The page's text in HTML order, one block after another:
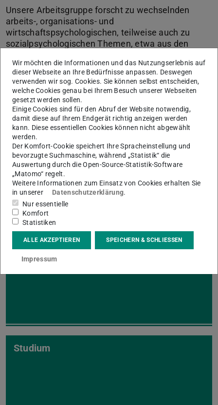
Unsere Arbeitsgruppe forscht zu wechselnden
arbeits-, organisations- und
wirtschaftspsychologischen, teilweise auch zu
sozialpsychologischen Themen, etwa aus den
Selbstregulation bei der Arbeit sowie Lernen aus
Fehlern und Fehlermanagement in Organisationen.
KONTAKT
Forschung
Team
Studium
Wir möchten die Informationen und das Nutzungserlebnis auf
dieser Webseite an Ihre Bedürfnisse anpassen. Deswegen
verwenden wir sog. Cookies. Sie können selbst entscheiden,
welche Cookies genau bei Ihrem Besuch unserer Webseiten
gesetzt werden sollen.
Einige Cookies sind für den Abruf der Website notwendig,
damit diese auf Ihrem Endgerät richtig anzeigen werden
kann. Diese essentiellen Cookies können nicht abgewählt
werden.
Der Komfort-Cookie speichert Ihre Spracheinstellung und
bevorzugte Suchmaschine, während „Statistik“ die
Auswertung durch die Open-Source-Statistik-Software
„Matomo“ regelt.
Weitere Informationen zum Einsatz von Cookies erhalten Sie
in unserer
Datenschutzerklärung.
Nur essentielle
Komfort
Statistiken
ALLE AKZEPTIEREN SPEICHERN & SCHLIESSEN
Impressum